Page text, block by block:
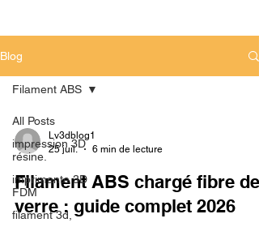
Blog
All Posts
impression 3D
résine.
imprimante 3D
FDM
filament 3d,
Filament ABS
Lv3dblog1
25 juil.
6 min de lecture
Filament ABS chargé fibre de
verre : guide complet 2026